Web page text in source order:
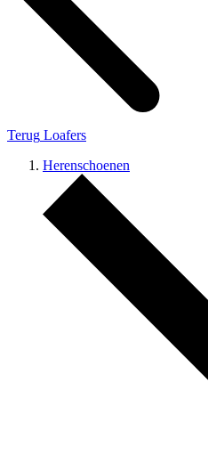
Terug Loafers
Herenschoenen